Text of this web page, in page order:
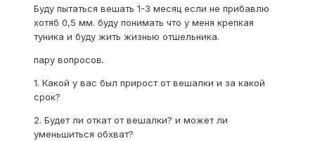
Буду пытаться вешать 1-3 месяц если не прибавлю
хотяб 0,5 мм. буду понимать что у меня крепкая
туника и буду жить жизнью отшельника.
пару вопросов.
1. Какой у вас был прирост от вешалки и за какой
срок?
2. Будет ли откат от вешалки? и может ли
уменьшиться обхват?